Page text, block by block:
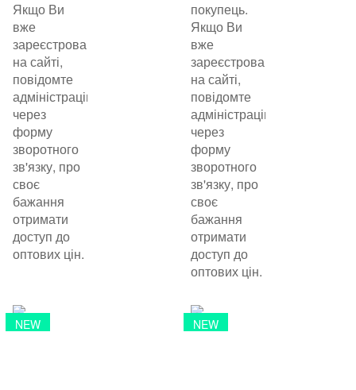
Якщо Ви
вже
зареєстровані
на сайті,
повідомте
адміністрацію
через
форму
зворотного
зв'язку, про
своє
бажання
отримати
доступ до
оптових цін.
покупець.
Якщо Ви
вже
зареєстровані
на сайті,
повідомте
адміністрацію
через
форму
зворотного
зв'язку, про
своє
бажання
отримати
доступ до
оптових цін.
NEW NEW